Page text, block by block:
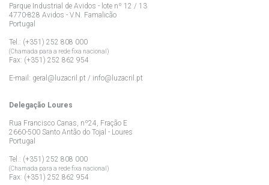
Parque Industrial de Avidos - lote nº 12 / 13
4770-828 Avidos - V.N. Famalicão
Portugal
Tel.: (+351) 252 808 000
(Chamada para a rede fixa nacional)
Fax: (+351) 252 862 954
E-mail: geral@luzacril.pt / info@luzacril.pt
Delegação Loures
Rua Francisco Canas, nº24, Fração E
2660-500 Santo Antão do Tojal - Loures
Portugal
Tel.: (+351) 252 808 000
(Chamada para a rede fixa nacional)
Fax: (+351) 252 862 954